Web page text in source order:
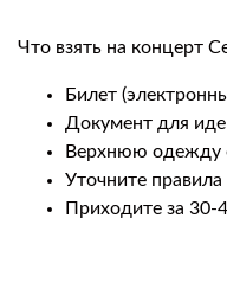
Что взять на концерт
Билет
Документ для
Верхнюю одежду
Уточните
Приходите за 30-